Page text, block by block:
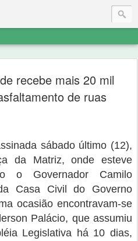
recebe mais 20 mil
de ruas
sábado último (12),
da Matriz, onde esteve
o Governador Camilo
Casa Civil do Governo
ocasião encontravam-se
Palácio, que assumiu
Legislativa há 10 dias,